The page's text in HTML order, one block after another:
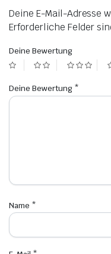
Deine E-Mail-Adresse
Erforderliche Felder
Deine Bewertung
Deine Bewertung *
Name *